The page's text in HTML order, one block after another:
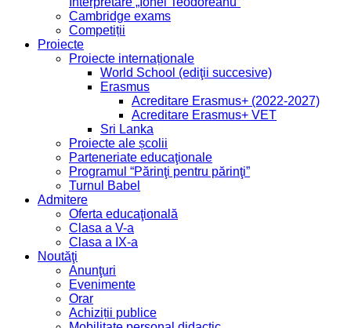
Cambridge exams
Competiții
Proiecte
Proiecte internaționale
World School (ediţii succesive)
Erasmus
Acreditare Erasmus+ (2022-2027)
Acreditare Erasmus+ VET
Sri Lanka
Proiecte ale școlii
Parteneriate educaţionale
Programul “Părinţi pentru părinţi”
Turnul Babel
Admitere
Oferta educaţională
Clasa a V-a
Clasa a IX-a
Noutăţi
Anunţuri
Evenimente
Orar
Achiziții publice